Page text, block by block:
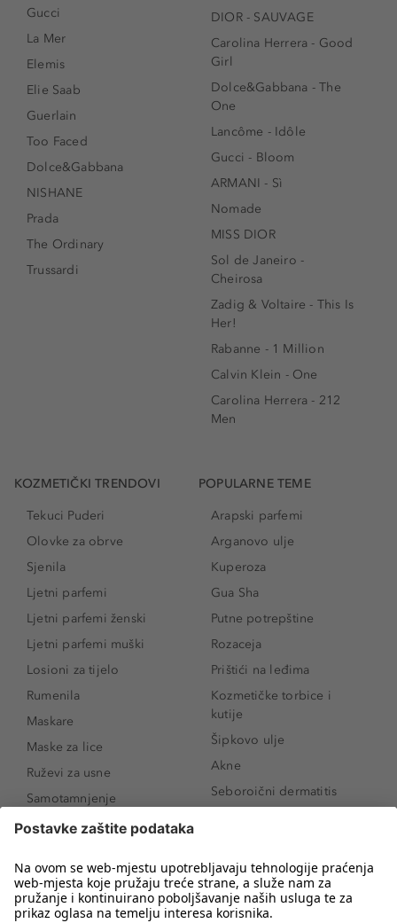
Gucci
La Mer
Elemis
Elie Saab
Guerlain
Too Faced
Dolce&Gabbana
NISHANE
Prada
The Ordinary
Trussardi
DIOR - SAUVAGE
Carolina Herrera - Good
Girl
Dolce&Gabbana - The
One
Lancôme - Idôle
Gucci - Bloom
ARMANI - Sì
Nomade
MISS DIOR
Sol de Janeiro -
Cheirosa
Zadig & Voltaire - This Is
Her!
Rabanne - 1 Million
Calvin Klein - One
Carolina Herrera - 212
Men
KOZMETIČKI TRENDOVI
Tekuci Puderi
Olovke za obrve
Sjenila
Ljetni parfemi
Ljetni parfemi ženski
Ljetni parfemi muški
Losioni za tijelo
Rumenila
Maskare
Maske za lice
Ruževi za usne
Samotamnjenje
Puderi
Proizvodi za obrve
Sunce i zaštita
POPULARNE TEME
Arapski parfemi
Arganovo ulje
Kuperoza
Gua Sha
Putne potrepštine
Rozaceja
Prištići na leđima
Kozmetičke torbice i
kutije
Šipkovo ulje
Akne
Seboroični dermatitis
Novo
Koji mi parfem
odgovara?